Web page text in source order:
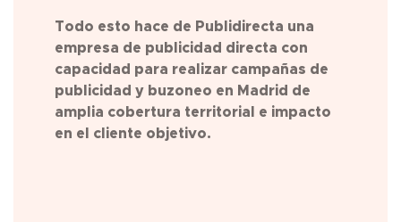
Todo esto hace de Publidirecta una
empresa de publicidad directa con
capacidad para realizar campañas de
publicidad y buzoneo en Madrid de
amplia cobertura territorial e impacto
en el cliente objetivo.